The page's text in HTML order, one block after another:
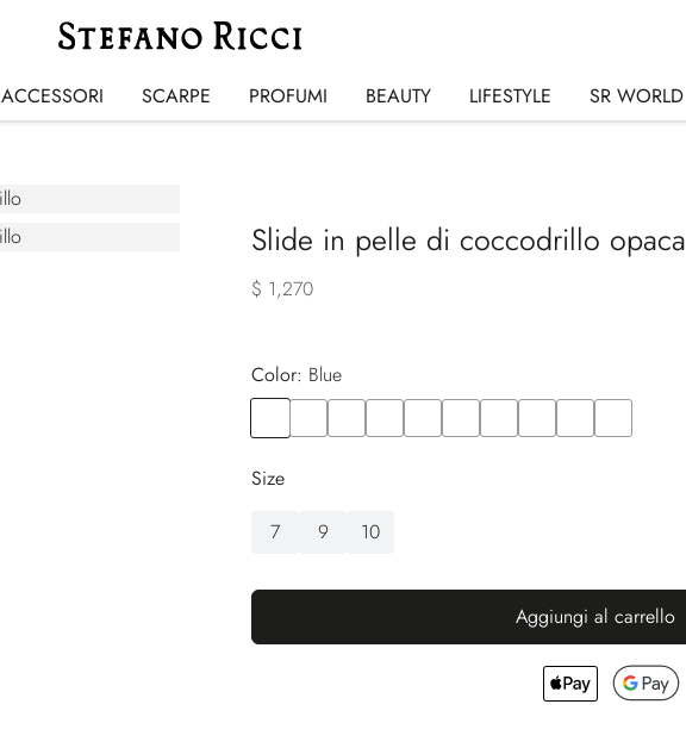
ACCESSORI SCARPE PROFUMI BEAUTY LIFESTYLE SR WORLD
Slide in pelle di coccodrillo opaca
$ 1,270
Color:
blue
Size
7
9 10
Aggiungi al carrello